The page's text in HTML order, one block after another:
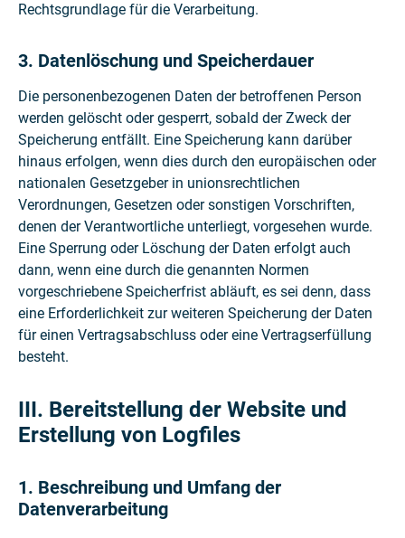
Rechtsgrundlage für die Verarbeitung.
3. Datenlöschung und Speicherdauer
Die personenbezogenen Daten der betroffenen Person
werden gelöscht oder gesperrt, sobald der Zweck der
Speicherung entfällt. Eine Speicherung kann darüber
hinaus erfolgen, wenn dies durch den europäischen oder
nationalen Gesetzgeber in unionsrechtlichen
Verordnungen, Gesetzen oder sonstigen Vorschriften,
denen der Verantwortliche unterliegt, vorgesehen wurde.
Eine Sperrung oder Löschung der Daten erfolgt auch
dann, wenn eine durch die genannten Normen
vorgeschriebene Speicherfrist abläuft, es sei denn, dass
eine Erforderlichkeit zur weiteren Speicherung der Daten
für einen Vertragsabschluss oder eine Vertragserfüllung
besteht.
III. Bereitstellung der Website und
Erstellung von Logfiles
1. Beschreibung und Umfang der
Datenverarbeitung